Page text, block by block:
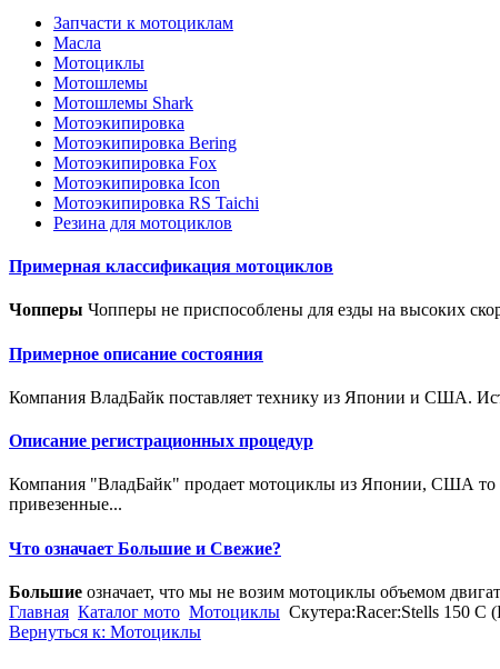
Запчасти к мотоциклам
Масла
Мотоциклы
Мотошлемы
Мотошлемы Shark
Мотоэкипировка
Мотоэкипировка Bering
Мотоэкипировка Fox
Мотоэкипировка Icon
Мотоэкипировка RS Taichi
Резина для мотоциклов
Примерная классификация мотоциклов
Чопперы Чопперы не приспособлены для езды на высоких
Примерное описание состояния
Компания ВладБайк поставляет технику из Японии и США.
Описание регистрационных процедур
Компания "ВладБайк" продает мотоциклы из Японии, США то
привезенные...
Что означает Большие и Свежие?
Большие означает, что мы не возим мотоциклы объемом
Главная Каталог мото Мотоциклы Скутера:Racer:Stells 150 C
Вернуться к: Мотоциклы